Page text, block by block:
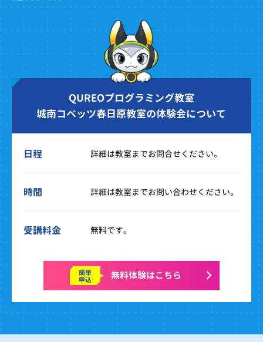
QUREOプログラミング教室
城南コベッツ春日原教室の体験会について
日程 詳細は教室までお問合せください。
時間 詳細は教室までお問い合わせください。
受講料金 無料です。
簡単
申込 無料体験はこちら